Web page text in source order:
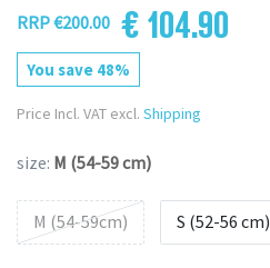
RRP €200.00 € 104.90
You save 48%
Price Incl. VAT excl. Shipping
size: M (54-59 cm)
M (54-59cm) S (52-56 cm)